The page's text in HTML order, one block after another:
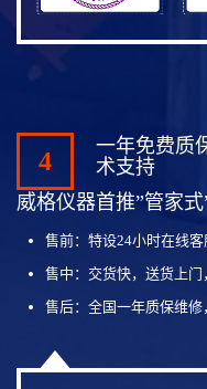
4
一年免费质
术支持
威格仪器首推”管家
售前：特设24小时在线
售中：交货快，送货上
售后：全国一年质保维